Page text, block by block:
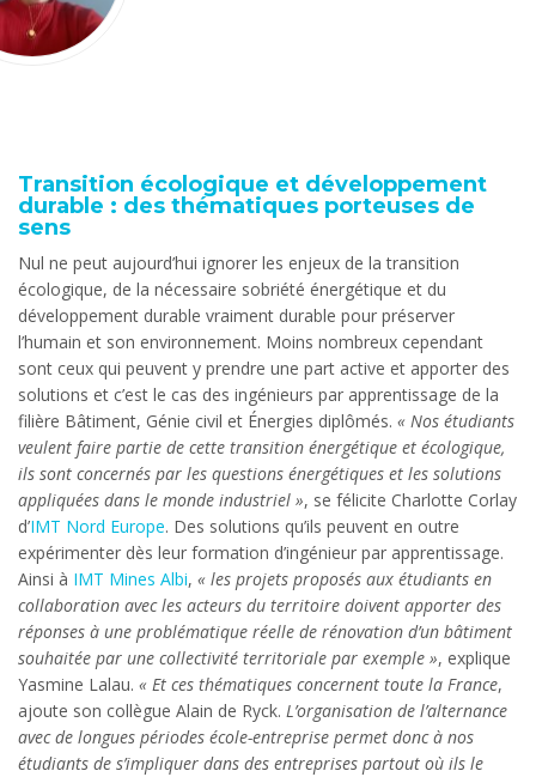
Transition écologique et développement
durable : des thématiques porteuses de
sens
Nul ne peut aujourd’hui ignorer les enjeux de la transition
écologique, de la nécessaire sobriété énergétique et du
développement durable vraiment durable pour préserver
l’humain et son environnement. Moins nombreux cependant
sont ceux qui peuvent y prendre une part active et apporter des
solutions et c’est le cas des ingénieurs par apprentissage de la
filière Bâtiment, Génie civil et Énergies diplômés. « Nos étudiants
veulent faire partie de cette transition énergétique et écologique,
ils sont concernés par les questions énergétiques et les solutions
appliquées dans le monde industriel », se félicite Charlotte Corlay
d’IMT Nord Europe. Des solutions qu’ils peuvent en outre
expérimenter dès leur formation d’ingénieur par apprentissage.
Ainsi à IMT Mines Albi, « les projets proposés aux étudiants en
collaboration avec les acteurs du territoire doivent apporter des
réponses à une problématique réelle de rénovation d’un bâtiment
souhaitée par une collectivité territoriale par exemple », explique
Yasmine Lalau. « Et ces thématiques concernent toute la France,
ajoute son collègue Alain de Ryck. L’organisation de l’alternance
avec de longues périodes école-entreprise permet donc à nos
étudiants de s’impliquer dans des entreprises partout où ils le